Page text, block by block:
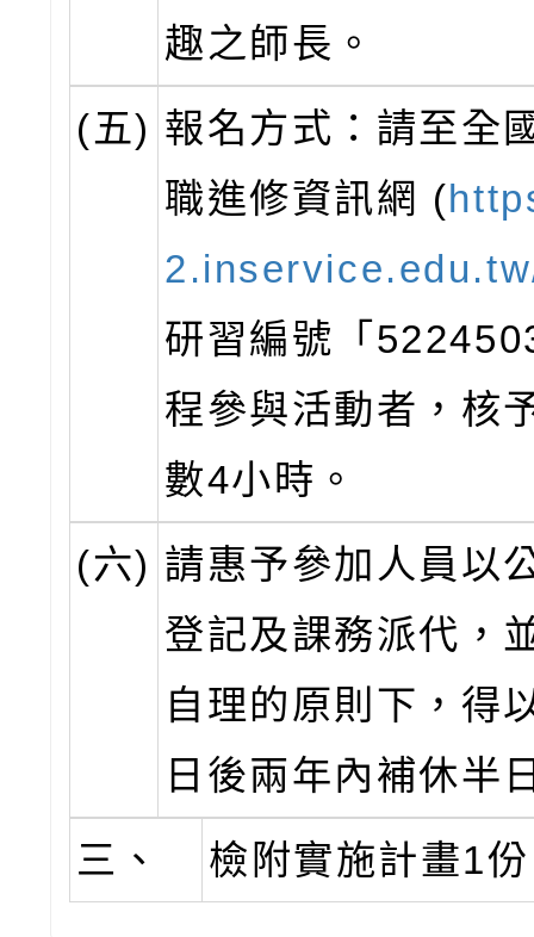
趣之師長。
(五) 報名方式：請至全
職進修資訊網 (
研習編號「
程參與活動者，核
數4小時。
(六) 請惠予參加人員以
登記及課務派代，
自理的原則下，得
日後兩年內補休半
三、
檢附實施計畫1